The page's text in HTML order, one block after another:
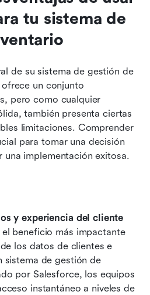
tu sistema de
de su sistema de gestión de
un conjunto
pero como cualquier
también presenta ciertas
limitaciones. Comprender
para tomar una decisión
implementación exitosa.
y experiencia del cliente
el beneficio más impactante
los datos de clientes e
sistema de gestión de
por Salesforce, los equipos
instantáneo a niveles de